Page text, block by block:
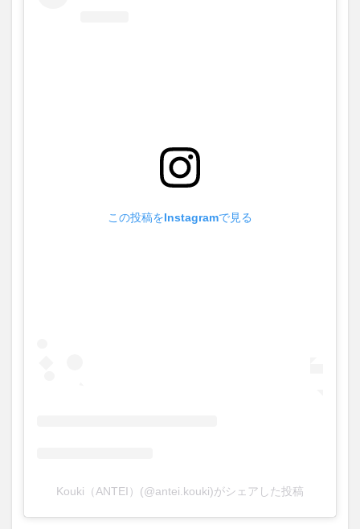
『なべさんラーメン×八福ラーメン 八王堂』についての詳細